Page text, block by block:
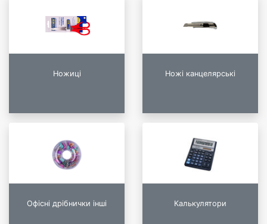
Ножиці Ножі канцелярські
Офісні дрібнички інші Калькулятори